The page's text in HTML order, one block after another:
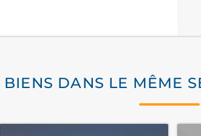
BIENS DANS LE MÊME